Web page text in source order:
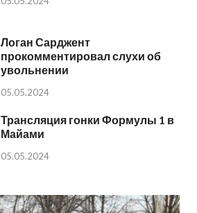
Логан Сарджент
прокомментировал слухи об
увольнении
05.05.2024
Трансляция гонки Формулы 1 в
Майами
05.05.2024